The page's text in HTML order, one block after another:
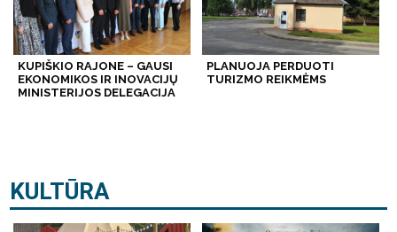
KUPIŠKIO RAJONE – GAUSI
EKONOMIKOS IR INOVACIJŲ
MINISTERIJOS DELEGACIJA
PLANUOJA PERDUOTI
TURIZMO REIKMĖMS
KULTŪRA